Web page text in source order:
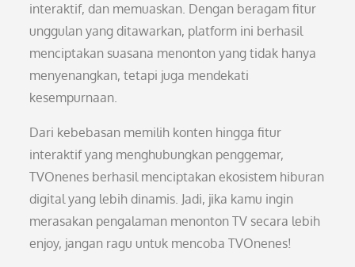
interaktif, dan memuaskan. Dengan beragam fitur
unggulan yang ditawarkan, platform ini berhasil
menciptakan suasana menonton yang tidak hanya
menyenangkan, tetapi juga mendekati
kesempurnaan.
Dari kebebasan memilih konten hingga fitur
interaktif yang menghubungkan penggemar,
TVOnenes berhasil menciptakan ekosistem hiburan
digital yang lebih dinamis. Jadi, jika kamu ingin
merasakan pengalaman menonton TV secara lebih
enjoy, jangan ragu untuk mencoba TVOnenes!